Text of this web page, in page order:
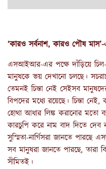
‘কারও সর্বনাশ,কারও পৌষ মাস’-
এসআইআর-এর পক্ষে দাঁড়িয়ে
মানুষকে ভয় দেখানো চলছে।
তেমনই চিন্তা নেই সেইসব
বিপদের মধ্যে রয়েছে। চিন্তা
হোথা আধার লিঙ্ক করানোর মতো
কারচুপি করে নাম বাদ দিতে দেব
সুস্মিতা-নার্গিসরা জানতে
সব মানুষরা জানতে পারছে, তারা
সীমিতই।